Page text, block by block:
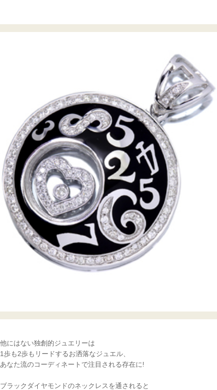
他にはない独創的ジュエリーは
1歩も2歩もリードするお洒落なジュエル、
あなた流のコーディネートで注目される存在に!
ブラックダイヤモンドのネックレスを通されると